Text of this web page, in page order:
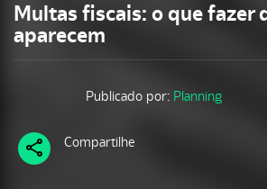
Multas fiscais: o que fazer
aparecem
Publicado por: Planning
Compartilhe